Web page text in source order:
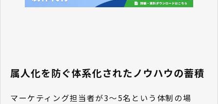
属人化を防ぐ体系化されたノウハウの蓄積
マーケティング担当者が3〜5名という体制の場